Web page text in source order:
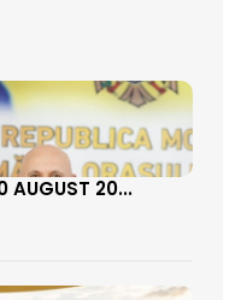
AUGUST 20...